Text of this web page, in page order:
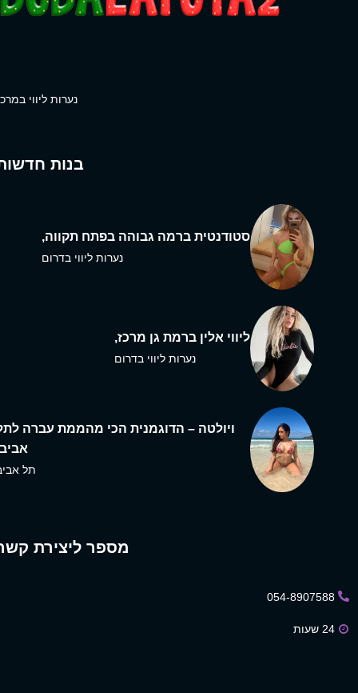
נערות ליווי
בנות
סטודנטית ברמה גבוהה בפתח תקווה,
נערות ליווי בדרום
ליווי אלין ברמת גן מרכז,
נערות ליווי בדרום
ויולטה – הדוגמנית הכי מהממת עברה
תל
מספר ליצירת
054-8907588
24 שעות